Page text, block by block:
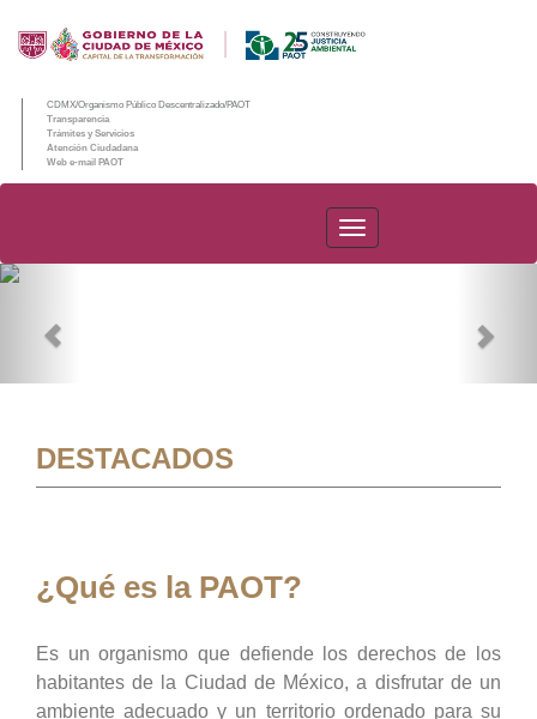
CDMX/Organismo Público Descentralizado/PAOT
Transparencia
Trámites y Servicios
Atención Ciudadana
Web e-mail PAOT
PAOT
DESTACADOS
¿Qué es la PAOT?
Es un organismo que defiende los derechos de los
habitantes de la Ciudad de México, a disfrutar de un
ambiente adecuado y un territorio ordenado para su